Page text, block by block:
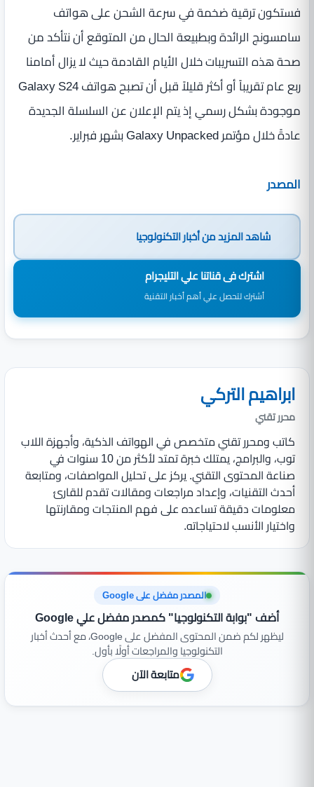
فستكون ترقية ضخمة في سرعة الشحن على هواتف
سامسونج الرائدة وبطبيعة الحال من المتوقع أن نتأكد من
صحة هذه التسريبات خلال الأيام القادمة حيث لا يزال أمامنا
ربع عام تقريباً أو أكثر قليلاً قبل أن تصبح هواتف Galaxy S24
موجودة بشكل رسمي إذ يتم الإعلان عن السلسلة الجديدة
عادةً خلال مؤتمر Galaxy Unpacked بشهر فبراير.
المصدر
شاهد المزيد منأخبار التكنولوجيا
اشترك فى قناتنا علي التليجرام
أشترك لتحصل علي أهم أخبار التقنية
ابراهيم التركي
محرر تقني
كاتب ومحرر تقني متخصص في الهواتف الذكية، وأجهزة اللاب
توب، والبرامج، يمتلك خبرة تمتد لأكثر من 10 سنوات في
صناعة المحتوى التقني. يركز على تحليل المواصفات، ومتابعة
أحدث التقنيات، وإعداد مراجعات ومقالات تقدم للقارئ
معلومات دقيقة تساعده على فهم المنتجات ومقارنتها
واختيار الأنسب لاحتياجاته.
المصدر مفضل على Google
أضف "بوابة التكنولوجيا" كمصدر مفضل علي Google
ليظهر لكم ضمن المحتوى المفضل على Google، مع أحدث أخبار
التكنولوجيا والمراجعات أولًا بأول.
متابعة الآن